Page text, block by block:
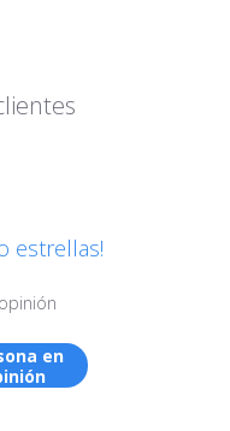
estrellas!
en